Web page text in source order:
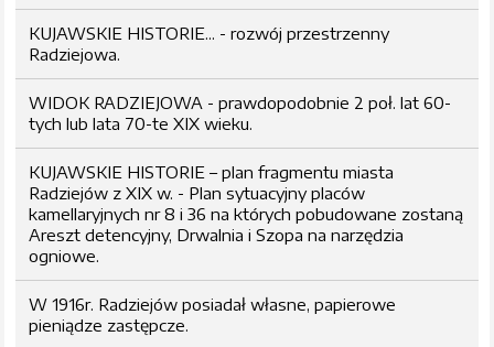
KUJAWSKIE HISTORIE... - rozwój przestrzenny
Radziejowa.
WIDOK RADZIEJOWA - prawdopodobnie 2 poł. lat 60-
tych lub lata 70-te XIX wieku.
KUJAWSKIE HISTORIE – plan fragmentu miasta
Radziejów z XIX w. - Plan sytuacyjny placów
kamellaryjnych nr 8 i 36 na których pobudowane zostaną
Areszt detencyjny, Drwalnia i Szopa na narzędzia
ogniowe.
W 1916r. Radziejów posiadał własne, papierowe
pieniądze zastępcze.